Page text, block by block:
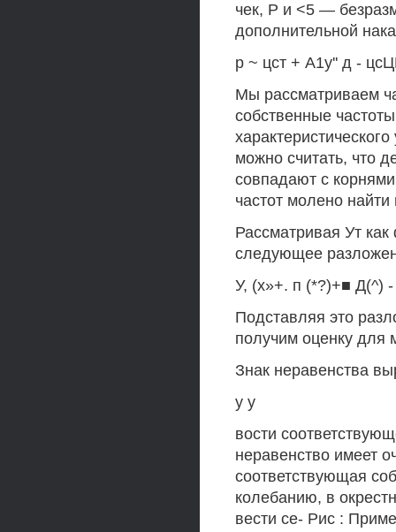
чек, Р и <5 —
дополнительной
р ~ цст + А1у'' д -
Мы рассматриваем
собственные
можно считать, что
совпадают с
частот молено
Рассматривая Ут
следующее
У, (х»+. п (*?)+■ Д(^)
Подставляя это
получим оценку для
Знак неравенства
у у
вости
неравенство имеет
соответствующая
колебанию, в
вести се- Рис :